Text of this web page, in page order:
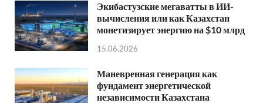
Экибастузские мегаватты в ИИ-
вычисления или как Казахстан
монетизирует энергию на $10 млрд
15.06.2026
Маневренная генерация как
фундамент энергетической
независимости Казахстана